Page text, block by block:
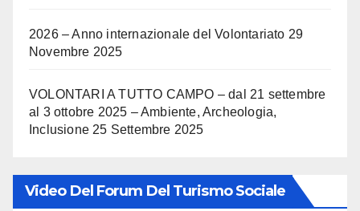
2026 – Anno internazionale del Volontariato 29
Novembre 2025
VOLONTARI A TUTTO CAMPO – dal 21 settembre
al 3 ottobre 2025 – Ambiente, Archeologia,
Inclusione 25 Settembre 2025
Video Del Forum Del Turismo Sociale